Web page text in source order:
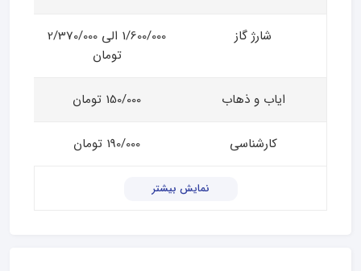
شارژ گاز
1/600/000 الی 2/370/000
تومان
ایاب و ذهاب 150/000 تومان
کارشناسی 190/000 تومان
نمایش بیشتر